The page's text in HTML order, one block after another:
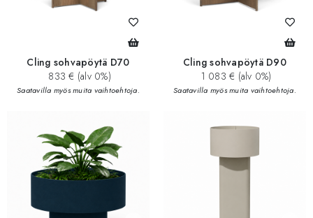
Cling sohvapöytä D70
833 € (alv 0%)
Saatavilla myös muita vaihtoehtoja.
Cling sohvapöytä D90
1 083 € (alv 0%)
Saatavilla myös muita vaihtoehtoja.